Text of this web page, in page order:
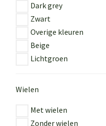
Dark grey
Zwart
Overige kleuren
Beige
Lichtgroen
Wielen
Met wielen
Zonder wielen